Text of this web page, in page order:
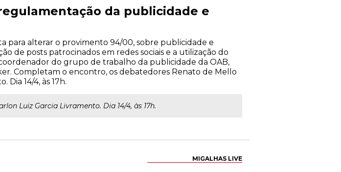
da publicidade e
para alterar o provimento 94/00, sobre publicidade e
de posts patrocinados em redes sociais e a utilização do
do grupo de trabalho da publicidade da OAB,
Completam o encontro, os debatedores Renato de Mello
14/4, às 17h.
Luiz Garcia Livramento. Dia 14/4, às 17h.
MIGALHAS LIVE